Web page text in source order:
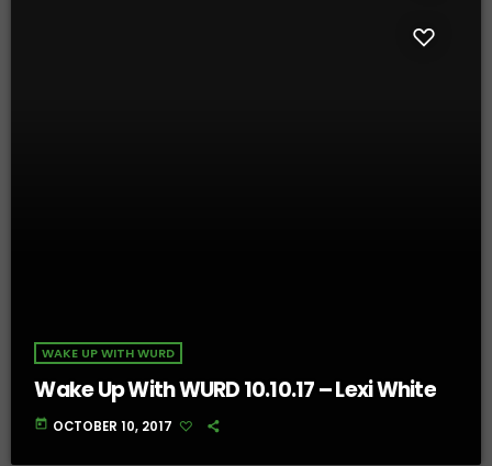
WAKE UP WITH WURD
Wake Up With WURD 10.10.17 – Lexi White
today OCTOBER 10, 2017